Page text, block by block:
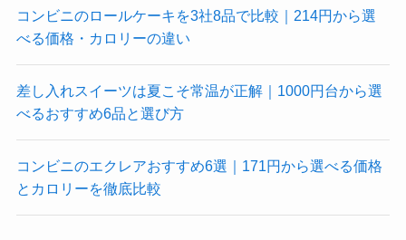
コンビニのロールケーキを3社8品で比較｜214円から選
べる価格・カロリーの違い
差し入れスイーツは夏こそ常温が正解｜1000円台から選
べるおすすめ6品と選び方
コンビニのエクレアおすすめ6選｜171円から選べる価格
とカロリーを徹底比較